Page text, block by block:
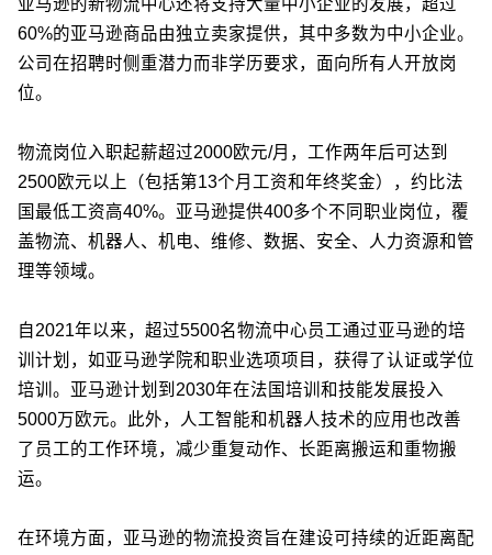
亚马逊的新物流中心还将支持大量中小企业的发展，超过
60%的亚马逊商品由独立卖家提供，其中多数为中小企业。
公司在招聘时侧重潜力而非学历要求，面向所有人开放岗
位。
物流岗位入职起薪超过2000欧元/月，工作两年后可达到
2500欧元以上（包括第13个月工资和年终奖金），约比法
国最低工资高40%。亚马逊提供400多个不同职业岗位，覆
盖物流、机器人、机电、维修、数据、安全、人力资源和管
理等领域。
自2021年以来，超过5500名物流中心员工通过亚马逊的培
训计划，如亚马逊学院和职业选项项目，获得了认证或学位
培训。亚马逊计划到2030年在法国培训和技能发展投入
5000万欧元。此外，人工智能和机器人技术的应用也改善
了员工的工作环境，减少重复动作、长距离搬运和重物搬
运。
在环境方面，亚马逊的物流投资旨在建设可持续的近距离配